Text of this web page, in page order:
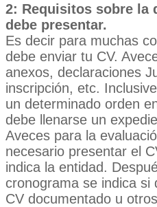
2: Requisitos sobre la
debe presentar.
Es decir para muchas
debe enviar tu CV.
anexos, declaraciones
inscripción, etc.
un determinado orden
debe llenarse un
Aveces para la
necesario presentar el
indica la entidad.
cronograma se indica si
CV documentado u